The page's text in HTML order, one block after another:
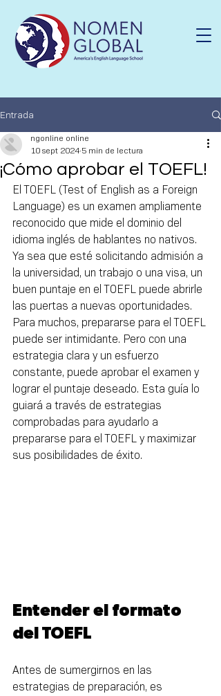
Entrada
¡Cómo aprobar el TOEFL!
ngonline online
10 sept 2024 5 min de lectura
El TOEFL (Test of English as a Foreign
Language) es un examen ampliamente
reconocido que mide el dominio del
idioma inglés de hablantes no nativos.
Ya sea que esté solicitando admisión a
la universidad, un trabajo o una visa, un
buen puntaje en el TOEFL puede abrirle
las puertas a nuevas oportunidades.
Para muchos, prepararse para el TOEFL
puede ser intimidante. Pero con una
estrategia clara y un esfuerzo
constante, puede aprobar el examen y
lograr el puntaje deseado. Esta guía lo
guiará a través de estrategias
comprobadas para ayudarlo a
prepararse para el TOEFL y maximizar
sus posibilidades de éxito.
Entender el formato
del TOEFL
Antes de sumergirnos en las
estrategias de preparación, es